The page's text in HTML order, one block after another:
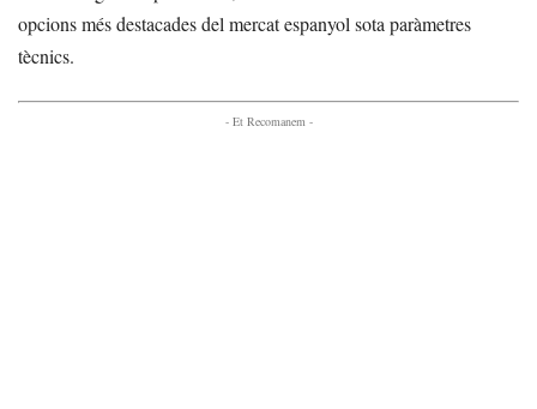
opcions més destacades del mercat espanyol sota paràmetres
tècnics.
- Et Recomanem -